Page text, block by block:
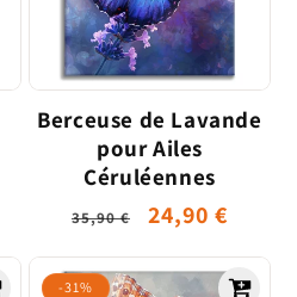
Berceuse de Lavande
pour Ailes
Céruléennes
Prix
habituel
35,90 €
Prix
24,90 €
-31%